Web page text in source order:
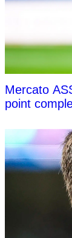
Mercato
point